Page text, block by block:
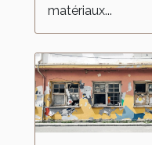
matériaux...